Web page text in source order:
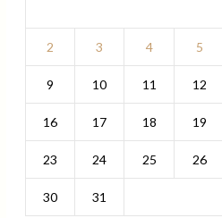
2 3 4 5
9 10 11 12
16 17 18 19
23 24 25 26
30
31